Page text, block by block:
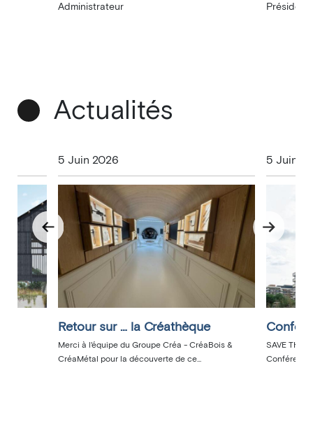
Administrateur
Actualités
5 Juin 2026
Retour sur … la Créathèque
Merci à l'équipe du Groupe Créa - CréaBois &
CréaMétal pour la découverte de ce...
5 Juin
SAVE THE